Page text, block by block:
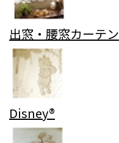
出窓・腰窓カーテン
Disney®